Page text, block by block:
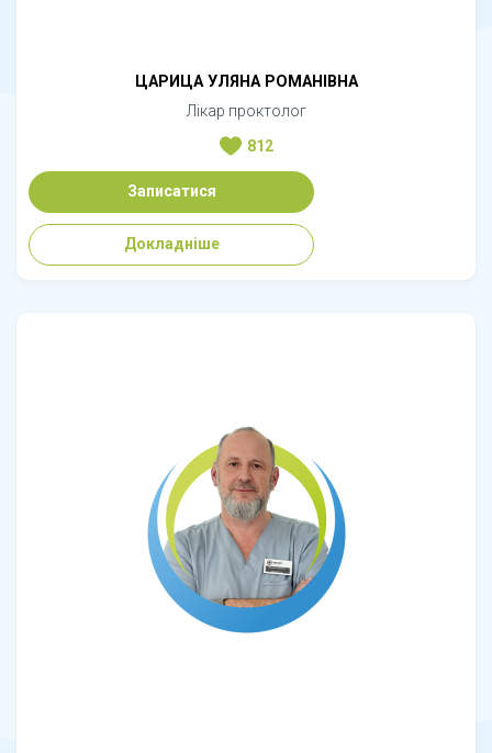
ЦАРИЦА УЛЯНА РОМАНІВНА
Лікар проктолог
812
Записатися
Докладніше